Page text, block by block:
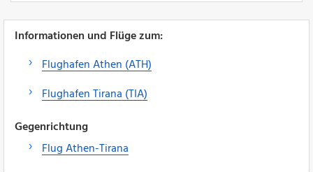
Informationen und Flüge zum:
Flughafen Athen (ATH)
Flughafen Tirana (TIA)
Gegenrichtung
Flug Athen-Tirana